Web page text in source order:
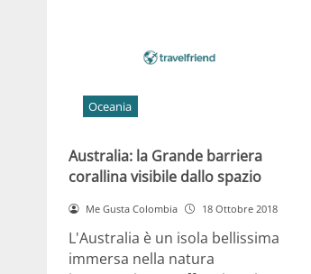
Oceania
Australia: la Grande barriera
corallina visibile dallo spazio
Me Gusta Colombia 18 Ottobre 2018
L'Australia è un isola bellissima
immersa nella natura